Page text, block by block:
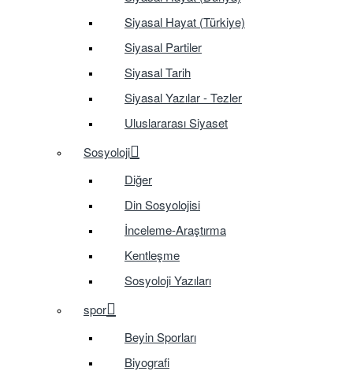
Siyasal Hayat (Türkiye)
Siyasal Partiler
Siyasal Tarih
Siyasal Yazılar - Tezler
Uluslararası Siyaset
Sosyoloji
Diğer
Din Sosyolojisi
İnceleme-Araştırma
Kentleşme
Sosyoloji Yazıları
spor
Beyin Sporları
Biyografi